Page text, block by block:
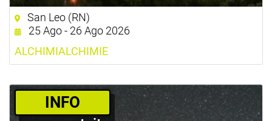
San Leo (RN)
25 Ago - 26 Ago 2026
ALCHIMIALCHIMIE
­INFO